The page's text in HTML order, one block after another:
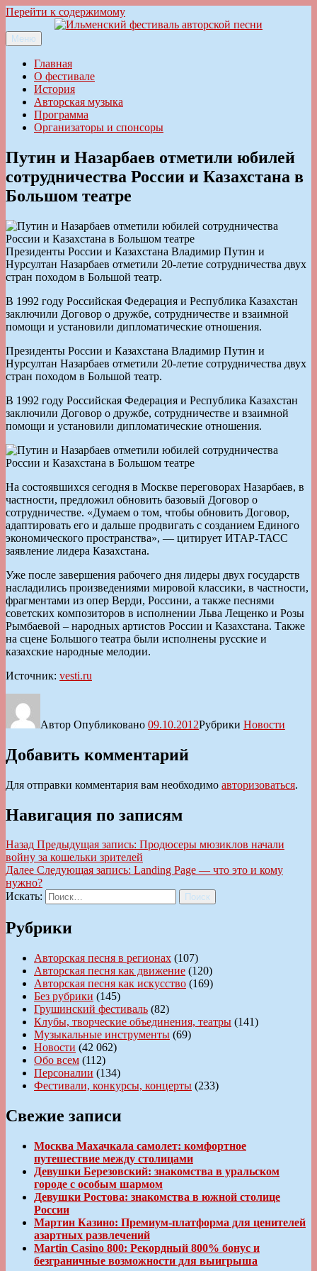
Перейти к содержимому
Ильменский фестиваль авторской песни
Меню
Главная
О фестивале
История
Авторская музыка
Программа
Организаторы и спонсоры
Путин и Назарбаев отметили юбилей
сотрудничества России и Казахстана в
Большом театре
Президенты России и Казахстана Владимир Путин и
Нурсултан Назарбаев отметили 20-летие сотрудничества двух
стран походом в Большой театр.
В 1992 году Российская Федерация и Республика Казахстан
заключили Договор о дружбе, сотрудничестве и взаимной
помощи и установили дипломатические отношения.
Президенты России и Казахстана Владимир Путин и
Нурсултан Назарбаев отметили 20-летие сотрудничества двух
стран походом в Большой театр.
В 1992 году Российская Федерация и Республика Казахстан
заключили Договор о дружбе, сотрудничестве и взаимной
помощи и установили дипломатические отношения.
На состоявшихся сегодня в Москве переговорах Назарбаев, в
частности, предложил обновить базовый Договор о
сотрудничестве. «Думаем о том, чтобы обновить Договор,
адаптировать его и дальше продвигать с созданием Единого
экономического пространства», — цитирует ИТАР-ТАСС
заявление лидера Казахстана.
Уже после завершения рабочего дня лидеры двух государств
насладились произведениями мировой классики, в частности,
фрагментами из опер Верди, Россини, а также песнями
советских композиторов в исполнении Льва Лещенко и Розы
Рымбаевой – народных артистов России и Казахстана. Также
на сцене Большого театра были исполнены русские и
казахские народные мелодии.
Источник: vesti.ru
Автор Опубликовано 09.10.2012Рубрики Новости
Добавить комментарий
Для отправки комментария вам необходимо авторизоваться.
Навигация по записям
Назад Предыдущая запись: Продюсеры мюзиклов начали
войну за кошельки зрителей
Далее Следующая запись: Landing Page — что это и кому
нужно?
Искать:
Поиск
Рубрики
Авторская песня в регионах (107)
Авторская песня как движение (120)
Авторская песня как искусство (169)
Без рубрики (145)
Грушинский фестиваль (82)
Клубы, творческие объединения, театры (141)
Музыкальные инструменты (69)
Новости (42 062)
Обо всем (112)
Персоналии (134)
Фестивали, конкурсы, концерты (233)
Свежие записи
Москва Махачкала самолет: комфортное
путешествие между столицами
Девушки Березовский: знакомства в уральском
городе с особым шармом
Девушки Ростова: знакомства в южной столице
России
Мартин Казино: Премиум-платформа для ценителей
азартных развлечений
Martin Casino 800: Рекордный 800% бонус и
безграничные возможности для выигрыша